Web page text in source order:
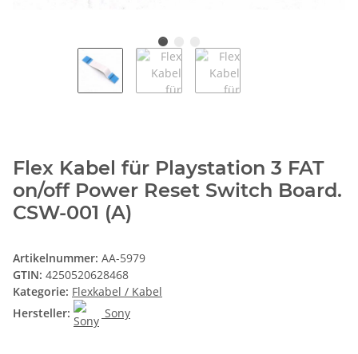
Flex Kabel für Playstation 3 FAT
on/off Power Reset Switch Board.
CSW-001 (A)
Artikelnummer: AA-5979
GTIN: 4250520628468
Kategorie: Flexkabel / Kabel
Hersteller:
Sony